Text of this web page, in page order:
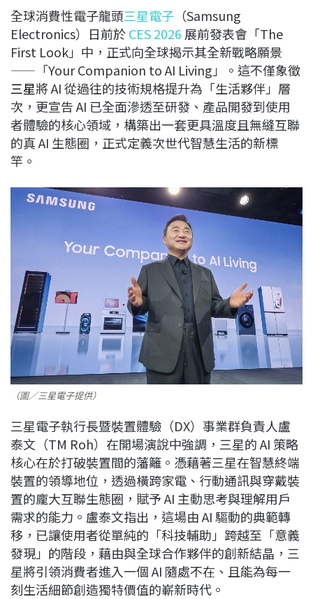
b
o
o
k
a
d
s
e
d
I
n
L
i
n
k
全球消費性電子龍頭三星電子 （Samsung
Electronics）日前於CES 2026 展前發表會「The
First Look」中，正式向全球揭示其全新戰略願景
——「Your Companion to AI Living」。這不僅象徵
三星將 AI 從過往的技術規格提升為「生活夥伴」層
次，更宣告 AI 已全面滲透至研發、產品開發到使用
者體驗的核心領域，構築出一套更具溫度且無縫互聯
的真 AI 生態圈，正式定義次世代智慧生活的新標
竿。
（圖／三星電子提供）
三星電子執行長暨裝置體驗（DX）事業群負責人盧
泰文（TM Roh）在開場演說中強調，三星的 AI 策略
核心在於打破裝置間的藩籬。憑藉著三星在智慧終端
裝置的領導地位，透過橫跨家電、行動通訊與穿戴裝
置的龐大互聯生態圈，賦予 AI 主動思考與理解用戶
需求的能力。盧泰文指出，這場由 AI 驅動的典範轉
移，已讓使用者從單純的「科技輔助」跨越至「意義
發現」的階段，藉由與全球合作夥伴的創新結晶，三
星將引領消費者進入一個 AI 隨處不在、且能為每一
刻生活細節創造獨特價值的嶄新時代。